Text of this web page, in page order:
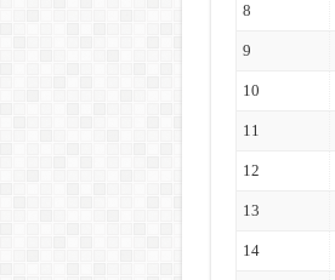
8
9
10
11
12
13
14